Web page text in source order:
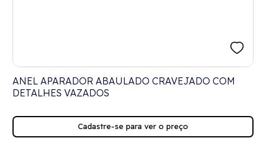
ANEL APARADOR ABAULADO CRAVEJADO COM
DETALHES VAZADOS
Cadastre-se para ver o preço